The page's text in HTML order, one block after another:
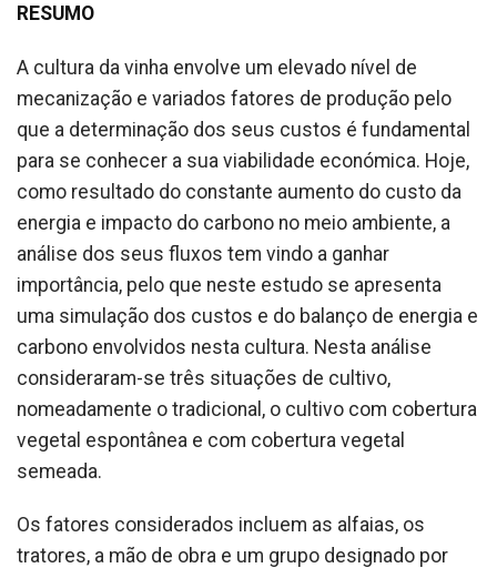
RESUMO
A cultura da vinha envolve um elevado nível de
mecanização e variados fatores de produção pelo
que a determinação dos seus custos é fundamental
para se conhecer a sua viabilidade económica. Hoje,
como resultado do constante aumento do custo da
energia e impacto do carbono no meio ambiente, a
análise dos seus fluxos tem vindo a ganhar
importância, pelo que neste estudo se apresenta
uma simulação dos custos e do balanço de energia e
carbono envolvidos nesta cultura. Nesta análise
consideraram-se três situações de cultivo,
nomeadamente o tradicional, o cultivo com cobertura
vegetal espontânea e com cobertura vegetal
semeada.
Os fatores considerados incluem as alfaias, os
tratores, a mão de obra e um grupo designado por